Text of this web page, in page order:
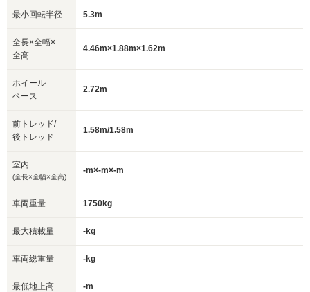
最小回転半径 5.3m
全長×全幅×
全高
4.46m×1.88m×1.62m
ホイール
ベース
2.72m
前トレッド/
後トレッド
1.58m/1.58m
室内
(全長×全幅×全高)
-m×-m×-m
車両重量 1750kg
最大積載量 -kg
車両総重量 -kg
最低地上高 -m